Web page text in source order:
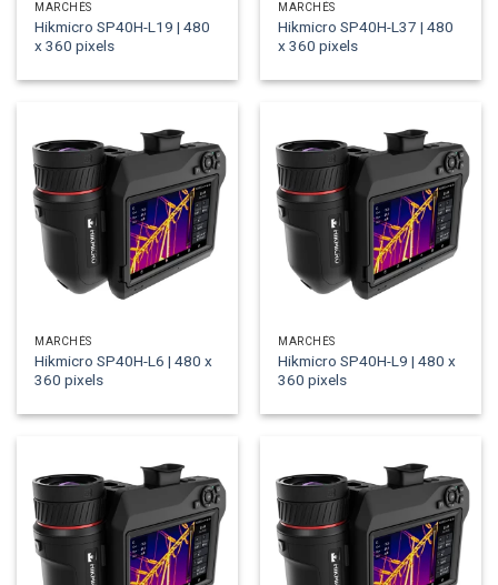
MARCHÉS
Hikmicro SP40H-L19 | 480
x 360 pixels
MARCHÉS
Hikmicro SP40H-L37 | 480
x 360 pixels
MARCHÉS
Hikmicro SP40H-L6 | 480 x
360 pixels
MARCHÉS
Hikmicro SP40H-L9 | 480 x
360 pixels